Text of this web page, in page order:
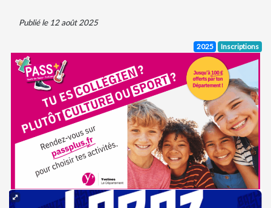
Publié le 12 août 2025
2025 Inscriptions